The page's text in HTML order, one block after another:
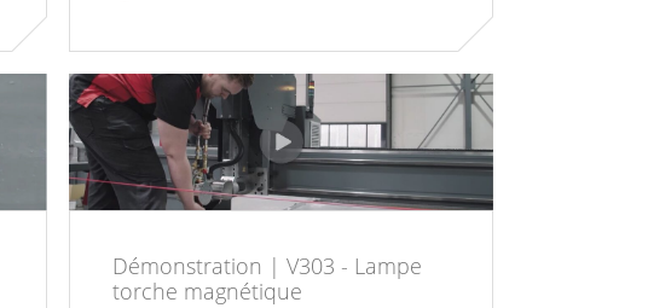
Démonstration | V303 - Lampe
torche magnétique